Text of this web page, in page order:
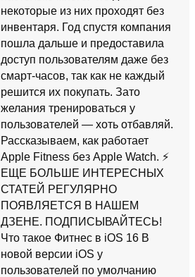
некоторые из них проходят без
инвентаря. Год спустя компания
пошла дальше и предоставила
доступ пользователям даже без
смарт-часов, так как не каждый
решится их покупать. Зато
желания тренироваться у
пользователей — хоть отбавляй.
Рассказываем, как работает
Apple Fitness без Apple Watch. ⚡
ЕЩЕ БОЛЬШЕ ИНТЕРЕСНЫХ
СТАТЕЙ РЕГУЛЯРНО
ПОЯВЛЯЕТСЯ В НАШЕМ
ДЗЕНЕ. ПОДПИСЫВАЙТЕСЬ!
Что такое Фитнес в iOS 16 В
новой версии iOS у
пользователей по умолчанию